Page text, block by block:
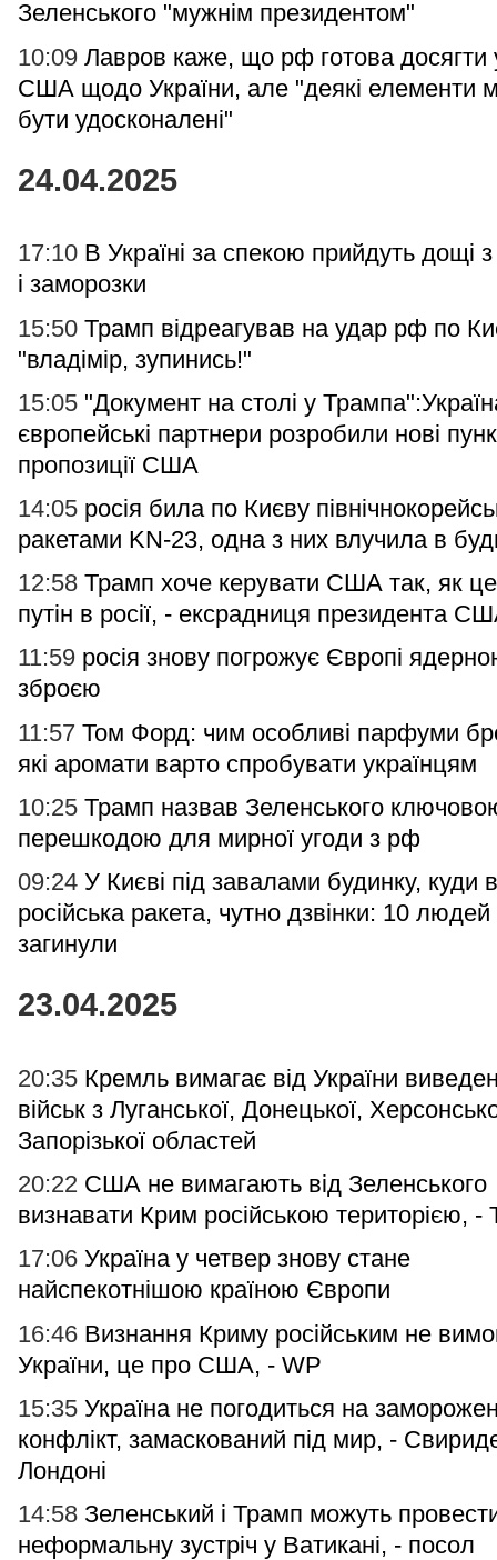
Зеленського "мужнім президентом"
10:09 Лавров каже, що рф готова досягти
США щодо України, але "деякі елементи
бути удосконалені"
24.04.2025
17:10 В Україні за спекою прийдуть дощі
і заморозки
15:50 Трамп відреагував на удар рф по
"владімір, зупинись!"
15:05 "Документ на столі у
європейські партнери розробили нові
пропозиції США
14:05 росія била по Києву
ракетами KN-23, одна з них влучила в
12:58 Трамп хоче керувати США так, як
путін в росії, - ексрадниця президента
11:59 росія знову погрожує Європі
зброєю
11:57 Том Форд: чим особливі парфуми
які аромати варто спробувати українцям
10:25 Трамп назвав Зеленського
перешкодою для мирної угоди з рф
09:24 У Києві під завалами будинку, куди
російська ракета, чутно дзвінки: 10 людей
загинули
23.04.2025
20:35 Кремль вимагає від України
військ з Луганської, Донецької,
Запорізької областей
20:22 США не вимагають від Зеленського
визнавати Крим російською територією, -
17:06 Україна у четвер знову стане
найспекотнішою країною Європи
16:46 Визнання Криму російським не
України, це про США, - WP
15:35 Україна не погодиться на
конфлікт, замаскований під мир, -
Лондоні
14:58 Зеленський і Трамп можуть
неформальну зустріч у Ватикані, - посол